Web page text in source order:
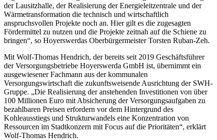
der Lausitzhalle, der Realisierung der Energieleitzentrale und der
Wärmetransformation die technisch und wirtschaftlich
anspruchsvollen Projekte noch an. Hier gilt es die zugesagten
Fördermittel zu nutzen und die Projekte zeitnah auf die Schiene zu
bringen“, so Hoyerswerdas Oberbürgermeister Torsten Ruban-Zeh.
Mit Wolf-Thomas Hendrich, der bereits seit 2019 Geschäftsführer
der Versorgungsbetriebe Hoyerswerda GmbH ist, übernimmt ein
ausgewiesener Fachmann aus der kommunalen
Versorgungswirtschaft die zukunftsweisende Ausrichtung der SWH-
Gruppe. „Die Realisierung der anstehenden Investitionen von über
100 Millionen Euro mit Absicherung der Versorgungsaufgaben zu
bezahlbaren Preisen erfordern vor dem Hintergrund des
Kohleausstiegs und Strukturwandels eine Konzentration von
Ressourcen im Stadtkonzern mit Focus auf die Prioritäten“, erklärt
Wolf-Thomas Hendrich.